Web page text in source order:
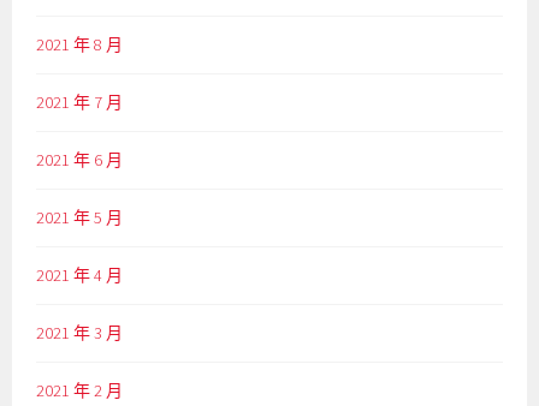
2021 年 8 月
2021 年 7 月
2021 年 6 月
2021 年 5 月
2021 年 4 月
2021 年 3 月
2021 年 2 月